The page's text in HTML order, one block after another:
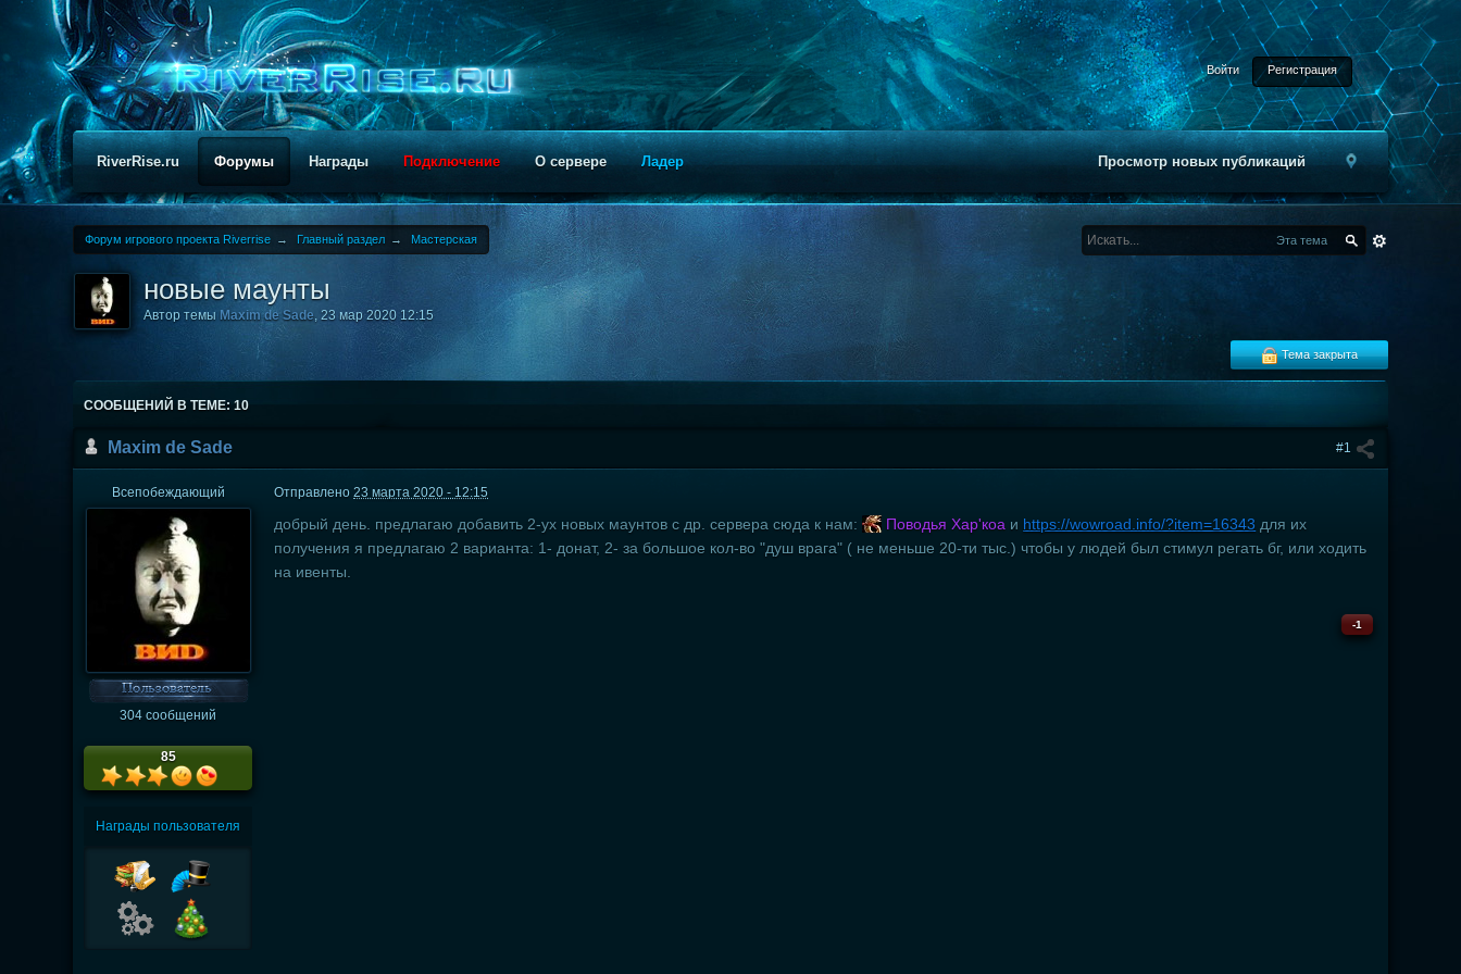
Войти Регистрация
Просмотр новых публикаций
RiverRise.ru Форумы Награды Подключение О сервере Ладер
Форум игрового проекта Riverrise → Главный раздел → Мастерская Эта тема
новые маунты
Автор темы Maxim de Sade,23 мар 2020 12:15
Тема закрыта
СООБЩЕНИЙ В ТЕМЕ: 10
#1
Maxim de Sade
Всепобеждающий
304 сообщений
85
Награды пользователя
Отправлено23 марта 2020 - 12:15
добрый день. предлагаю добавить 2-ух новых маунтов с др. сервера сюда к нам: Поводья Хар'коа и https://wowroad.info/?item=16343 для их
получения я предлагаю 2 варианта: 1- донат, 2- за большое кол-во "душ врага" ( не меньше 20-ти тыс.) чтобы у людей был стимул регать бг, или ходить
на ивенты.
-1